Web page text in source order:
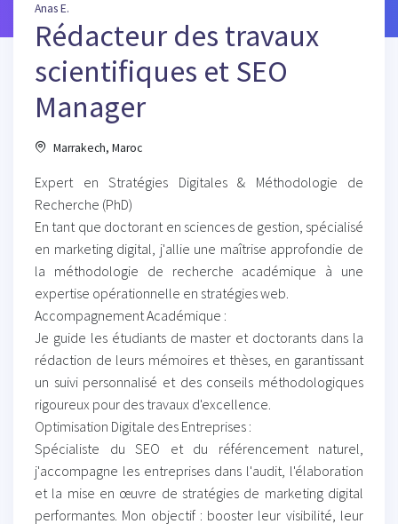
Anas E.
Rédacteur des travaux
scientifiques et SEO
Manager
Marrakech, Maroc
Expert en Stratégies Digitales & Méthodologie de
Recherche (PhD)
En tant que doctorant en sciences de gestion, spécialisé
en marketing digital, j'allie une maîtrise approfondie de
la méthodologie de recherche académique à une
expertise opérationnelle en stratégies web.
Accompagnement Académique :
Je guide les étudiants de master et doctorants dans la
rédaction de leurs mémoires et thèses, en garantissant
un suivi personnalisé et des conseils méthodologiques
rigoureux pour des travaux d'excellence.
Optimisation Digitale des Entreprises :
Spécialiste du SEO et du référencement naturel,
j'accompagne les entreprises dans l'audit, l'élaboration
et la mise en œuvre de stratégies de marketing digital
performantes. Mon objectif : booster leur visibilité, leur